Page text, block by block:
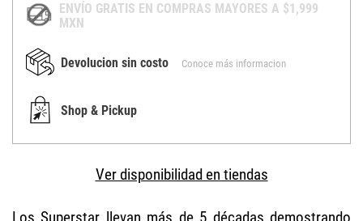
ENVÍO GRATIS EN COMPRAS MAYORES A $1,999
MXN
Devolucion sin costo Conoce más informacion
Shop & Pickup
Ver disponibilidad en tiendas
Los Superstar llevan más de 5 décadas demostrando